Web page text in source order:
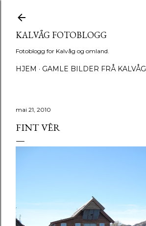
KALVÅG FOTOBLOGG
Fotoblogg for Kalvåg og omland.
HJEM GAMLE BILDER FRÅ KALVÅG
mai 21, 2010
FINT VÊR